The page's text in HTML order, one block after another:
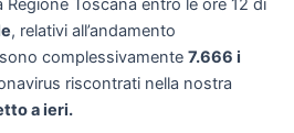
Toscana entro le ore 12 di
, relativi all’andamento
complessivamente 7.666 i
riscontrati nella nostra
a ieri.